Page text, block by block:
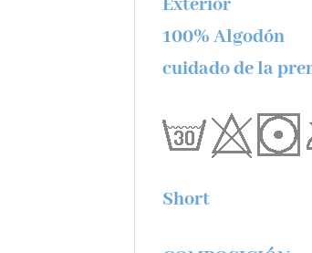
100% Algodón
cuidado de la
Short